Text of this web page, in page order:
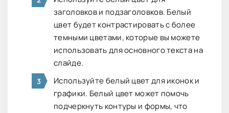
заголовков и подзаголовков. Белый
цвет будет контрастировать с более
темными цветами, которые вы можете
использовать для основного текста на
слайде.
Используйте белый цвет для иконок и
графики. Белый цвет может помочь
подчеркнуть контуры и формы, что